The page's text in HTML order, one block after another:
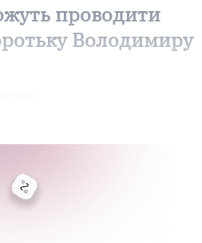
проводити
Володимиру